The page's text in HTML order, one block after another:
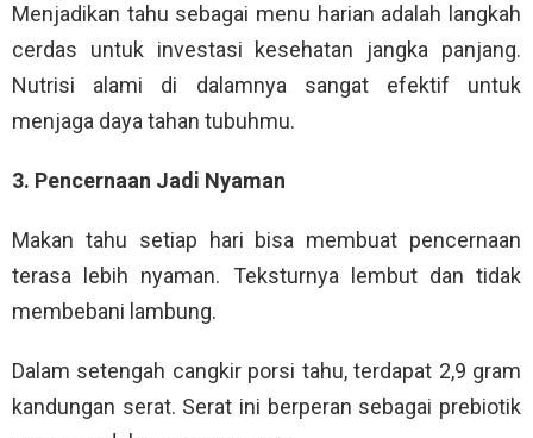
Menjadikan tahu sebagai menu harian adalah langkah
cerdas untuk investasi kesehatan jangka panjang.
Nutrisi alami di dalamnya sangat efektif untuk
menjaga daya tahan tubuhmu.
3. Pencernaan Jadi Nyaman
Makan tahu setiap hari bisa membuat pencernaan
terasa lebih nyaman. Teksturnya lembut dan tidak
membebani lambung.
Dalam setengah cangkir porsi tahu, terdapat 2,9 gram
kandungan serat. Serat ini berperan sebagai prebiotik